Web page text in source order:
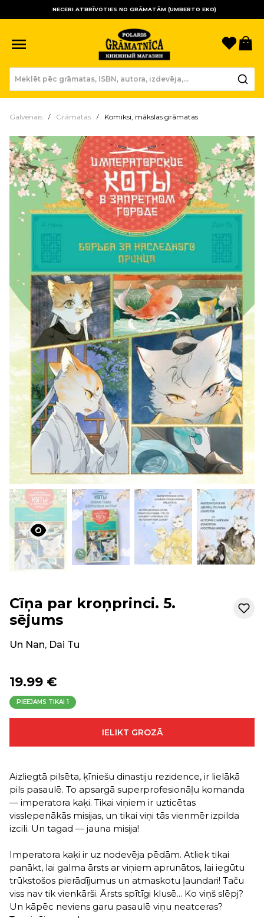
NECERI ATBRĪVOTIES NO GRĀMATĀM (UMBERTO EKO)
Galvenais Grāmatas Komiksi, mākslas grāmatas
Cīņa par kroņprinci. 5.
sējums
Un Nan, Dai Tu
19.99 €
PIEEJAMS TIKAI 1
IELIKT GROZĀ
Aizliegtā pilsēta, ķīniešu dinastiju rezidence, ir lielākā
pils pasaulē. To apsargā superprofesionāļu komanda
— imperatora kaķi. Tikai viņiem ir uzticētas
visslepenākās misijas, un tikai viņi tās vienmēr izpilda
izcili. Un tagad — jauna misija!
Imperatora kaķi ir uz nodevēja pēdām. Atliek tikai
panākt, lai galma ārsts ar viņiem aprunātos, lai iegūtu
trūkstošos pierādījumus un atmaskotu ļaundari! Taču
viss nav tik vienkārši. Ārsts spītīgi klusē... Ko viņš slēpj?
Un kāpēc neviens garu pasaulē viņu neatceras?